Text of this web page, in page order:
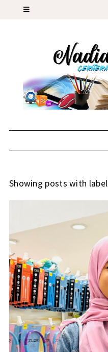
Showing posts with label